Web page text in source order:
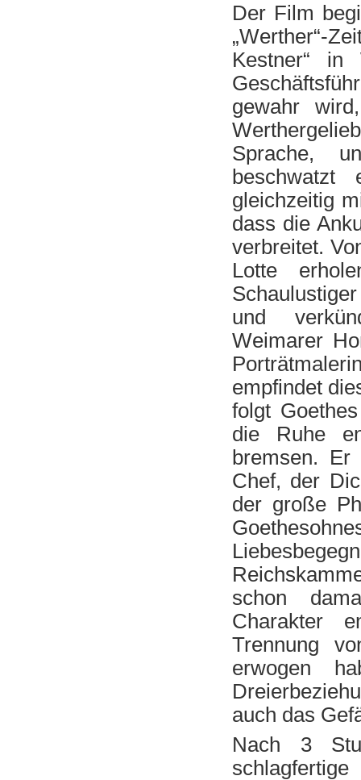
Der Film
„Werther“-
Kestner“ in
gewahr
Sprache,
gleichzeitig
dass die
verbreitet.
Lotte
und
Weimarer
empfindet
folgt
die Ruhe
bremsen. Er
Chef, der
der große
schon
Charakter
Trennung
erwogen
auch das
Nach 3